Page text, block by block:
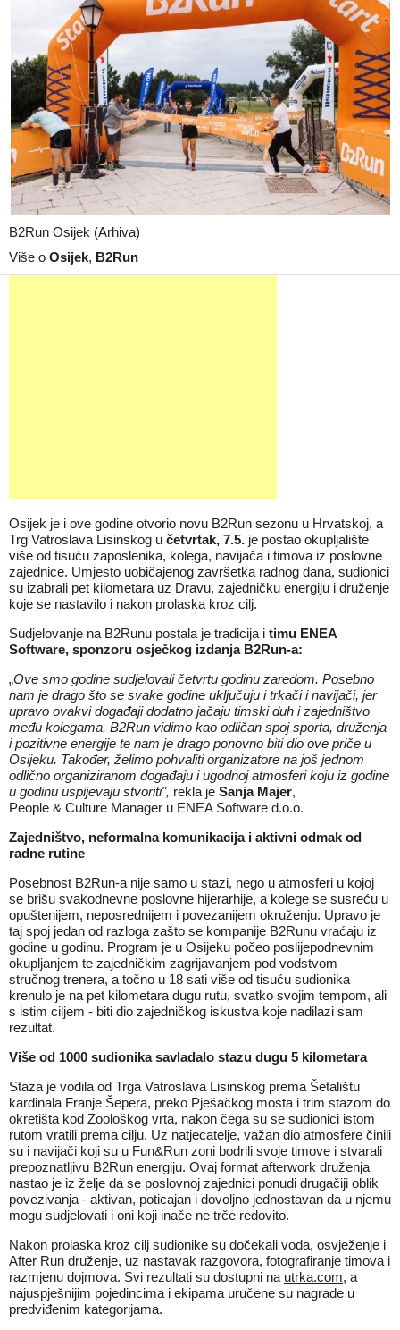
B2Run Osijek (Arhiva)
Više o Osijek, B2Run
Osijek je i ove godine otvorio novu B2Run sezonu u Hrvatskoj, a
Trg Vatroslava Lisinskog u četvrtak, 7.5. je postao okupljalište
više od tisuću zaposlenika, kolega, navijača i timova iz poslovne
zajednice. Umjesto uobičajenog završetka radnog dana, sudionici
su izabrali pet kilometara uz Dravu, zajedničku energiju i druženje
koje se nastavilo i nakon prolaska kroz cilj.
Sudjelovanje na B2Runu postala je tradicija i timu ENEA
Software, sponzoru osječkog izdanja B2Run-a:
„Ove smo godine sudjelovali četvrtu godinu zaredom. Posebno
nam je drago što se svake godine uključuju i trkači i navijači, jer
upravo ovakvi događaji dodatno jačaju timski duh i zajedništvo
među kolegama. B2Run vidimo kao odličan spoj sporta, druženja
i pozitivne energije te nam je drago ponovno biti dio ove priče u
Osijeku. Također, želimo pohvaliti organizatore na još jednom
odlično organiziranom događaju i ugodnoj atmosferi koju iz godine
u godinu uspijevaju stvoriti", rekla je Sanja Majer,
People & Culture Manager u ENEA Software d.o.o.
Zajedništvo, neformalna komunikacija i aktivni odmak od
radne rutine
Posebnost B2Run-a nije samo u stazi, nego u atmosferi u kojoj
se brišu svakodnevne poslovne hijerarhije, a kolege se susreću u
opuštenijem, neposrednijem i povezanijem okruženju. Upravo je
taj spoj jedan od razloga zašto se kompanije B2Runu vraćaju iz
godine u godinu. Program je u Osijeku počeo poslijepodnevnim
okupljanjem te zajedničkim zagrijavanjem pod vodstvom
stručnog trenera, a točno u 18 sati više od tisuću sudionika
krenulo je na pet kilometara dugu rutu, svatko svojim tempom, ali
s istim ciljem - biti dio zajedničkog iskustva koje nadilazi sam
rezultat.
Više od 1000 sudionika savladalo stazu dugu 5 kilometara
Staza je vodila od Trga Vatroslava Lisinskog prema Šetalištu
kardinala Franje Šepera, preko Pješačkog mosta i trim stazom do
okretišta kod Zoološkog vrta, nakon čega su se sudionici istom
rutom vratili prema cilju. Uz natjecatelje, važan dio atmosfere činili
su i navijači koji su u Fun&Run zoni bodrili svoje timove i stvarali
prepoznatljivu B2Run energiju. Ovaj format afterwork druženja
nastao je iz želje da se poslovnoj zajednici ponudi drugačiji oblik
povezivanja - aktivan, poticajan i dovoljno jednostavan da u njemu
mogu sudjelovati i oni koji inače ne trče redovito.
Nakon prolaska kroz cilj sudionike su dočekali voda, osvježenje i
After Run druženje, uz nastavak razgovora, fotografiranje timova i
razmjenu dojmova. Svi rezultati su dostupni na utrka.com, a
najuspješnijim pojedincima i ekipama uručene su nagrade u
predviđenim kategorijama.